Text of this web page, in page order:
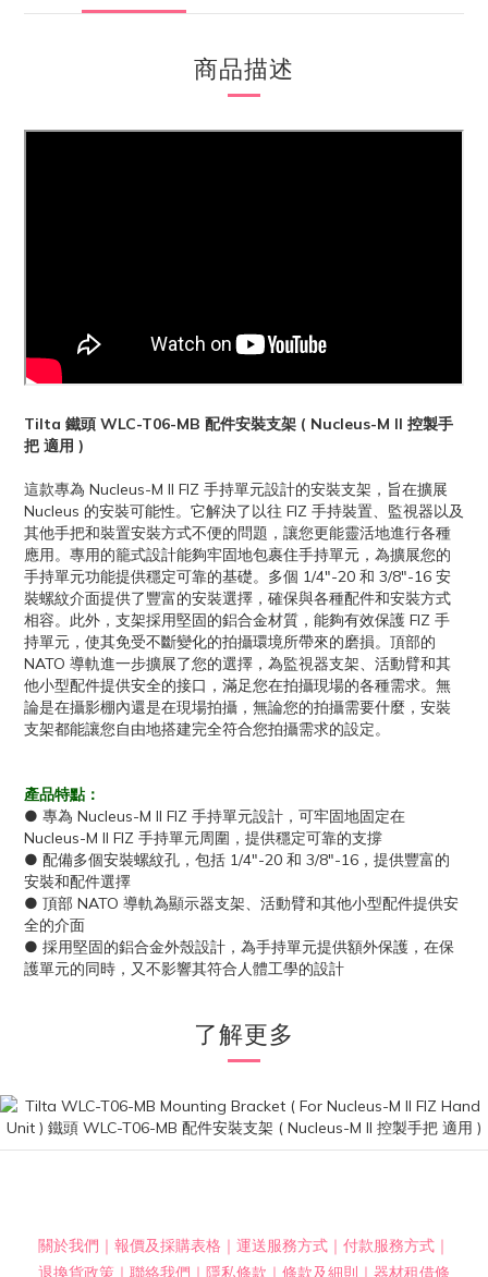
商品描述
Tilta 鐵頭 WLC-T06-MB 配件安裝支架 ( Nucleus-M II 控製手
把 適用 )
這款專為 Nucleus-M II FIZ 手持單元設計的安裝支架，旨在擴展
Nucleus 的安裝可能性。它解決了以往 FIZ 手持裝置、監視器以及
其他手把和裝置安裝方式不便的問題，讓您更能靈活地進行各種
應用。專用的籠式設計能夠牢固地包裹住手持單元，為擴展您的
手持單元功能提供穩定可靠的基礎。多個 1/4″-20 和 3/8″-16 安
裝螺紋介面提供了豐富的安裝選擇，確保與各種配件和安裝方式
相容。此外，支架採用堅固的鋁合金材質，能夠有效保護 FIZ 手
持單元，使其免受不斷變化的拍攝環境所帶來的磨損。頂部的
NATO 導軌進一步擴展了您的選擇，為監視器支架、活動臂和其
他小型配件提供安全的接口，滿足您在拍攝現場的各種需求。無
論是在攝影棚內還是在現場拍攝，無論您的拍攝需要什麼，安裝
支架都能讓您自由地搭建完全符合您拍攝需求的設定。
產品特點：
● 專為 Nucleus-M II FIZ 手持單元設計，可牢固地固定在
Nucleus-M II FIZ 手持單元周圍，提供穩定可靠的支撐
● 配備多個安裝螺紋孔，包括 1/4"-20 和 3/8"-16，提供豐富的
安裝和配件選擇
● 頂部 NATO 導軌為顯示器支架、活動臂和其他小型配件提供安
全的介面
● 採用堅固的鋁合金外殼設計，為手持單元提供額外保護，在保
護單元的同時，又不影響其符合人體工學的設計
了解更多
關於我們 ｜ 報價及採購表格 ｜ 運送服務方式 ｜ 付款服務方式 ｜
退換貨政策 ｜ 聯絡我們 ｜ 隱私條款 ｜ 條款及細則 ｜ 器材租借條